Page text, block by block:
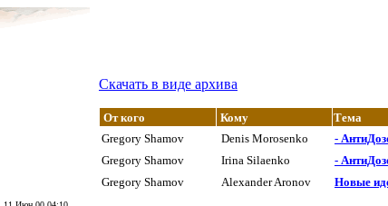
Скачать в виде архива
От кого Кому Тема
Gregory Shamov
Denis Morosenko -
Gregory Shamov Irina Silaenko -
Gregory Shamov Alexander Aronov Hовые